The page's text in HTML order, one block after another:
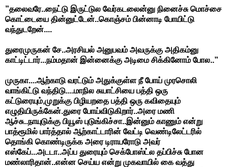
”தலைவரே..நைட்டு இருட்டுல வேர்கடலைன்னு நினைச்சு மொச்சை
கொட்டையை தின்னுட்டேன்..கொஞ்சம் பின்னாடி போயிட்டு
வந்துடறேன்....
துரைமுருகன் சே..அரசியல் அனுபவம் அவருக்கு அதிகம்னு
காட்டிட்டார்...நம்மதான் இன்னைக்கு அடிமை சிக்கினோம் போல..”
முருகா....ஆற்காடு வரட்டும் அதுக்குள்ள நீ போய் முரசொலி
வாங்கிட்டு வந்திடு....மாநில சுயாட்சியை பத்தி ஒரு
கட்டுரையும்,முறுக்கு பிழியறதை பத்தி ஒரு கவிதையும்
எழுதியிருக்கேன்.துரை போய்விடுகிறார்..அரை மணி
ஆச்சு..நாயுடுக்கு பியூஸ் புடுங்கிச்சா..இன்னும் காணும் என்று
பாத்ரூமில் பார்த்தால் ஆற்காட்டாரின் வேட்டி வெண்டிலேட்டரில்
தொங்கி கொண்டிருக்க அரை டிராயரோடு அவர்
எஸ்கேப்...அடடா..அப்ப துரையும் செக்போஸ்ட்ல தப்பிச்சு போன
மண்லாரிதான்..என்ன செய்ய என்று முகவாயில் கை வத்து